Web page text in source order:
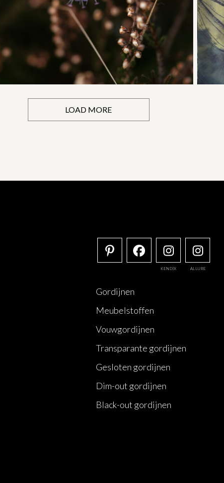
LOAD MORE
KENDIX ALLURE
Gordijnen
Meubelstoffen
Vouwgordijnen
Transparante gordijnen
Gesloten gordijnen
Dim-out gordijnen
Black-out gordijnen